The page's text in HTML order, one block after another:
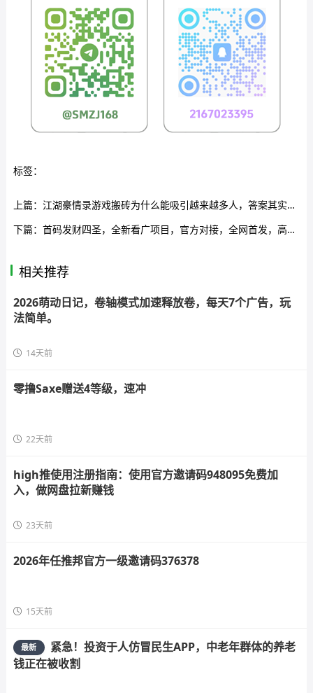
标签：
上篇： 江湖豪情录游戏搬砖为什么能吸引越来越多人，答案其实很简单
下篇： 首码发财四圣，全新看广项目，官方对接，全网首发，高额扶持
相关推荐
2026萌动日记，卷轴模式加速释放卷，每天7个广告，玩
法简单。
14天前
零撸Saxe赠送4等级，速冲
22天前
high推使用注册指南：使用官方邀请码948095免费加
入，做网盘拉新赚钱
23天前
2026年任推邦官方一级邀请码376378
15天前
最新
紧急！投资于人仿冒民生APP，中老年群体的养老
钱正在被收割